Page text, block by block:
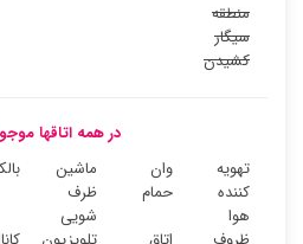
منطقه
سیگار
کشیدن
در همه اتاقها
تهویه
کننده
هوا
وان
حمام
ماشین
ظرف
شویی